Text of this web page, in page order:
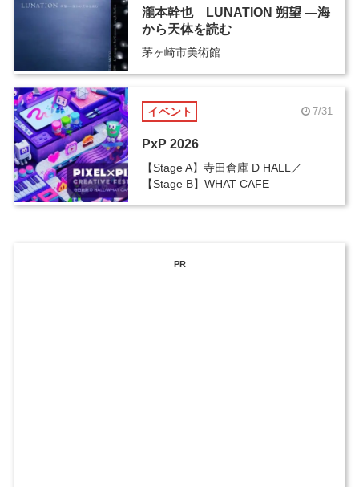
瀧本幹也 LUNATION 朔望 ―海
から天体を読む
茅ヶ崎市美術館
イベント 7/31
PxP 2026
【Stage A】寺田倉庫 D HALL／
【Stage B】WHAT CAFE
PR